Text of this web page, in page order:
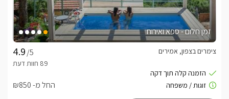
זמן חלום - ספא ואירוח
/5
צימרים בצפון, אמירים
החל מ- ₪850